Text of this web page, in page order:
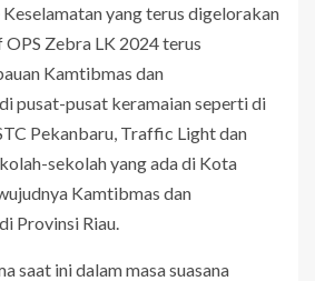
yang terus digelorakan
Zebra LK 2024 terus
Kamtibmas dan
pusat-pusat keramaian seperti di
Pekanbaru, Traffic Light dan
sekolah yang ada di Kota
Kamtibmas dan
Provinsi Riau.
saat ini dalam masa suasana